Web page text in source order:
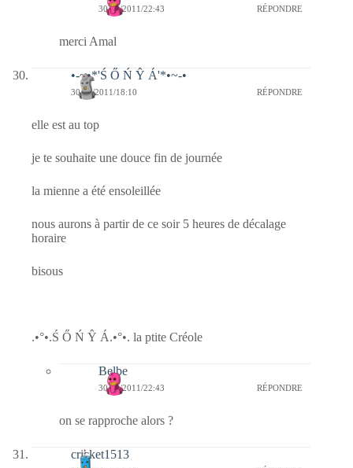
30/10/2011/22:43 RÉPONDRE
merci Amal
•-~•*'Ś Ő Ń Ŷ Á'*•~-•
30/10/2011/18:10 RÉPONDRE
elle est au top
je te souhaite une douce fin de journée
la mienne a été ensoleillée
nous aurons à partir de ce soir 5 heures de décalage
horaire
bisous
.•°•.Ś Ő Ń Ŷ Á.•°•. la ptite Créole
Belbe
30/10/2011/22:43 RÉPONDRE
on se rapproche alors ?
cricket1513